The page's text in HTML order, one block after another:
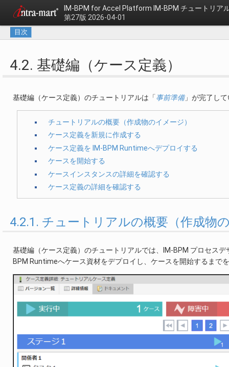
IM-BPM for Accel Platform IM-BPM チュートリア
第27版 2026-04-01
目次
4.2. 基礎編（ケース定義）
基礎編（ケース定義）のチュートリアルは「事前準備」が完了し
チュートリアルの概要（作成物のイメージ）
ケース定義を新規に作成する
ケース定義を IM-BPM Runtimeへデプロイする
ケースを開始する
ケースインスタンスの詳細を確認する
ケース定義の詳細を確認する
4.2.1. チュートリアルの概要（作成物
基礎編（ケース定義）のチュートリアルでは、IM-BPM プロセス
BPM Runtimeへケース資材をデプロイし、ケースを開始するまで